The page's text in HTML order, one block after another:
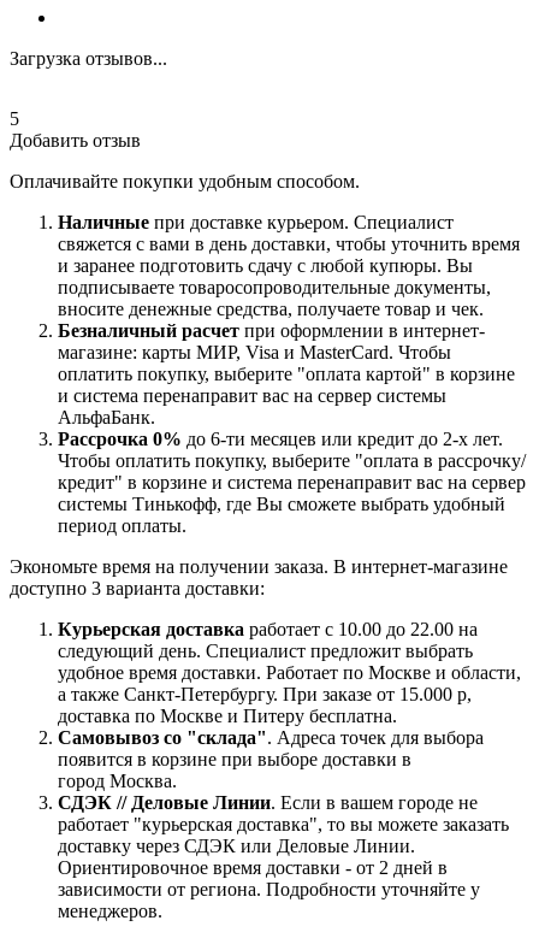
Загрузка отзывов...
5
Добавить отзыв
Оплачивайте покупки удобным способом.
Наличные при доставке курьером. Специалист
свяжется с вами в день доставки, чтобы уточнить время
и заранее подготовить сдачу с любой купюры. Вы
подписываете товаросопроводительные документы,
вносите денежные средства, получаете товар и чек.
Безналичный расчет при оформлении в интернет-
магазине: карты МИР, Visa и MasterCard. Чтобы
оплатить покупку, выберите "оплата картой" в корзине
и система перенаправит вас на сервер системы
АльфаБанк.
Рассрочка 0% до 6-ти месяцев или кредит до 2-х лет.
Чтобы оплатить покупку, выберите "оплата в рассрочку/
кредит" в корзине и система перенаправит вас на сервер
системы Тинькофф, где Вы сможете выбрать удобный
период оплаты.
Экономьте время на получении заказа. В интернет-магазине
доступно 3 варианта доставки:
Курьерская доставка работает с 10.00 до 22.00 на
следующий день. Специалист предложит выбрать
удобное время доставки. Работает по Москве и области,
а также Санкт-Петербургу. При заказе от 15.000 р,
доставка по Москве и Питеру бесплатна.
Самовывоз со "склада". Адреса точек для выбора
появится в корзине при выборе доставки в
город Москва.
СДЭК // Деловые Линии. Если в вашем городе не
работает "курьерская доставка", то вы можете заказать
доставку через СДЭК или Деловые Линии.
Ориентировочное время доставки - от 2 дней в
зависимости от региона. Подробности уточняйте у
менеджеров.